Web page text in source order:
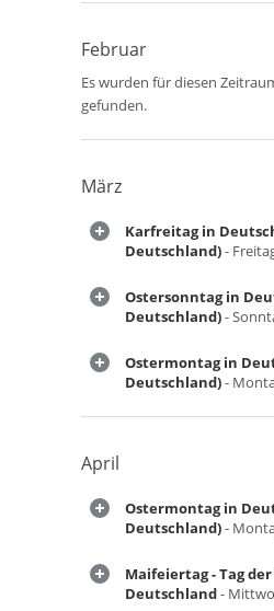
Februar
Es wurden für diesen
gefunden.
März
Karfreitag in
Deutschland)-
Ostersonntag in
Deutschland)-
Ostermontag in
Deutschland)-
April
Ostermontag in
Deutschland)-
Maifeiertag - Tag
Deutschland-